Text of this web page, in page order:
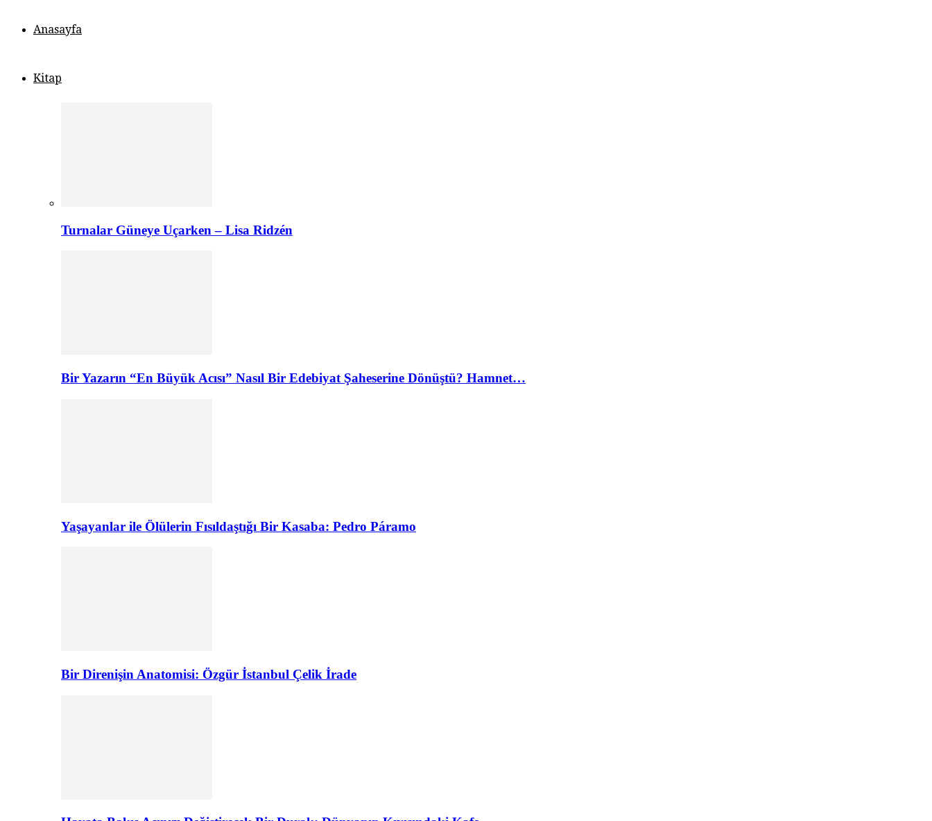
Anasayfa
Kitap
Turnalar Güneye Uçarken – Lisa Ridzén
Bir Yazarın “En Büyük Acısı” Nasıl Bir Edebiyat Şaheserine Dönüştü? Hamnet…
Yaşayanlar ile Ölülerin Fısıldaştığı Bir Kasaba: Pedro Páramo
Bir Direnişin Anatomisi: Özgür İstanbul Çelik İrade